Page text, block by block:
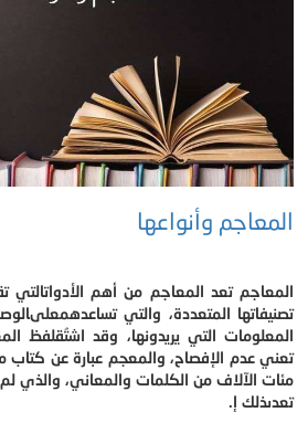
المعاجم وأنواعها
المعاجم تعد المعاجم من أهم الأدواتالتي
تصنيفاتها المتعددة، والتي
المعلومات التي يريدونها، وقد اشتُقلفظ
تعني عدم الإفصاح، والمعجم عبارة عن كتاب
مئات الآلاف من الكلمات والمعاني، والذي
تعدىذلك إ.